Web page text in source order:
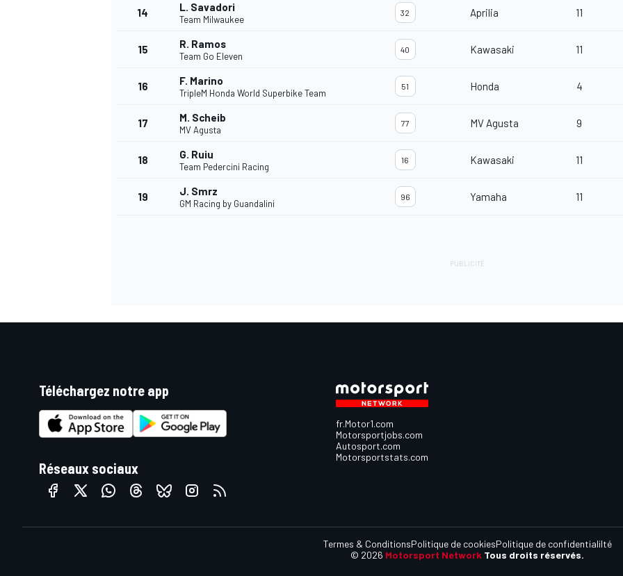
14 L. Savadori
Team Milwaukee
32 Aprilia 11
15 R. Ramos
Team Go Eleven
40 Kawasaki 11
16 F. Marino
TripleM Honda World Superbike Team
51 Honda 4
17 M. Scheib
MV Agusta
77 MV Agusta 9
18 G. Ruiu
Team Pedercini Racing
16 Kawasaki 11
19 J. Smrz
GM Racing by Guandalini
96 Yamaha 11
Téléchargez notre app
Réseaux sociaux
fr.Motor1.com
Motorsportjobs.com
Autosport.com
Motorsportstats.com
© 2026 Motorsport Network Tous droits réservés.
Termes & ConditionsPolitique de cookiesPolitique de confidentialilté